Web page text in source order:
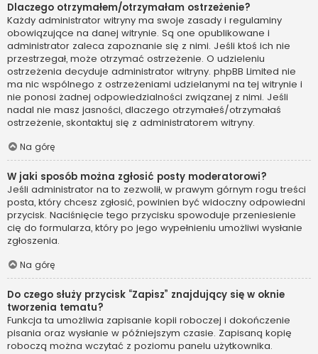
Dlaczego otrzymałem/otrzymałam ostrzeżenie?
Każdy administrator witryny ma swoje zasady i regulaminy
obowiązujące na danej witrynie. Są one opublikowane i
administrator zaleca zapoznanie się z nimi. Jeśli ktoś ich nie
przestrzegał, może otrzymać ostrzeżenie. O udzieleniu
ostrzeżenia decyduje administrator witryny. phpBB Limited nie
ma nic wspólnego z ostrzeżeniami udzielanymi na tej witrynie i
nie ponosi żadnej odpowiedzialności związanej z nimi. Jeśli
nadal nie masz jasności, dlaczego otrzymałeś/otrzymałaś
ostrzeżenie, skontaktuj się z administratorem witryny.
Na górę
W jaki sposób można zgłosić posty moderatorowi?
Jeśli administrator na to zezwolił, w prawym górnym rogu treści
posta, który chcesz zgłosić, powinien być widoczny odpowiedni
przycisk. Naciśnięcie tego przycisku spowoduje przeniesienie
cię do formularza, który po jego wypełnieniu umożliwi wysłanie
zgłoszenia.
Na górę
Do czego służy przycisk “Zapisz” znajdujący się w oknie
tworzenia tematu?
Funkcja ta umożliwia zapisanie kopii roboczej i dokończenie
pisania oraz wysłanie w późniejszym czasie. Zapisaną kopię
roboczą można wczytać z poziomu panelu użytkownika.